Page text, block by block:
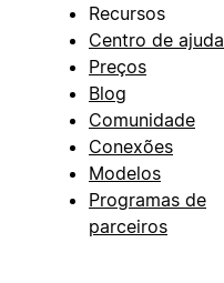
Recursos
Centro de ajuda
Preços
Blog
Comunidade
Conexões
Modelos
Programas de
parceiros